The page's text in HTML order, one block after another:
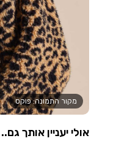
מקור התמונה: פוקס
אולי יעניין אותך גם..